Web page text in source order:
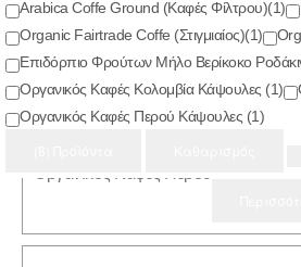
Arabica Coffe Ground (Καφές Φίλτρου)(1)
Organic Fairtrade Coffe (Στιγμιαίος)(1)
Επιδόρπιο Φρούτων Μήλο Βερίκοκο
Οργανικός Καφές Κολομβία Κάψουλες (1)
Οργανικός Καφές Περού Κάψουλες (1)
Κωδικός:5206255204506